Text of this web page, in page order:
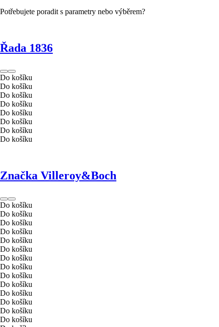
Potřebujete poradit s parametry nebo výběrem?
Řada 1836
Do košíku
Do košíku
Do košíku
Do košíku
Do košíku
Do košíku
Do košíku
Do košíku
Značka Villeroy&Boch
Do košíku
Do košíku
Do košíku
Do košíku
Do košíku
Do košíku
Do košíku
Do košíku
Do košíku
Do košíku
Do košíku
Do košíku
Do košíku
Do košíku